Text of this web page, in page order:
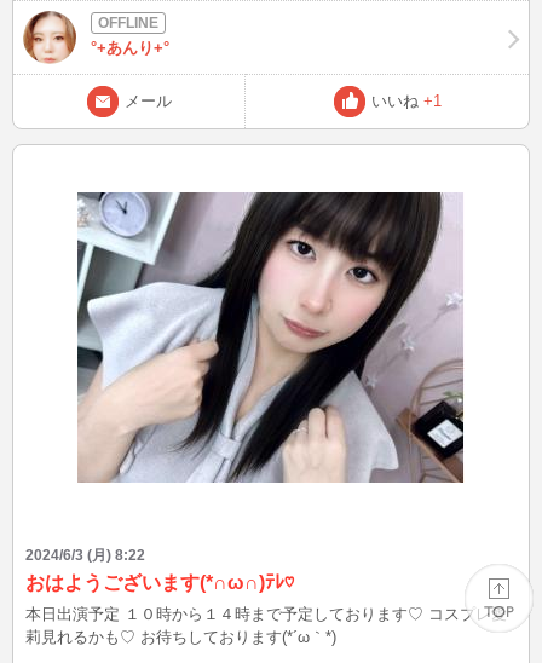
°+あんり+°
メール いいね +1
2024/6/3 (月) 8:22
おはようございます(*∩ω∩)ﾃﾚ♡
本日出演予定 １０時から１４時まで予定しております♡ コスプレ愛
莉見れるかも♡ お待ちしております(*´ω｀*)